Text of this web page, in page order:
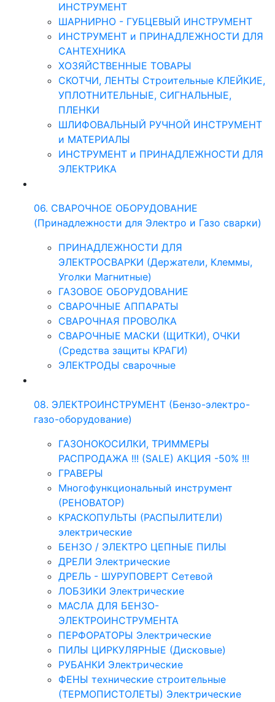
ИНСТРУМЕНТ
ШАРНИРНО - ГУБЦЕВЫЙ ИНСТРУМЕНТ
ИНСТРУМЕНТ и ПРИНАДЛЕЖНОСТИ ДЛЯ
САНТЕХНИКА
ХОЗЯЙСТВЕННЫЕ ТОВАРЫ
СКОТЧИ, ЛЕНТЫ Строительные КЛЕЙКИЕ,
УПЛОТНИТЕЛЬНЫЕ, СИГНАЛЬНЫЕ,
ПЛЕНКИ
ШЛИФОВАЛЬНЫЙ РУЧНОЙ ИНСТРУМЕНТ
и МАТЕРИАЛЫ
ИНСТРУМЕНТ и ПРИНАДЛЕЖНОСТИ ДЛЯ
ЭЛЕКТРИКА
06. СВАРОЧНОЕ ОБОРУДОВАНИЕ
(Принадлежности для Электро и Газо сварки)
ПРИНАДЛЕЖНОСТИ ДЛЯ
ЭЛЕКТРОСВАРКИ (Держатели, Клеммы,
Уголки Магнитные)
ГАЗОВОЕ ОБОРУДОВАНИЕ
СВАРОЧНЫЕ АППАРАТЫ
СВАРОЧНАЯ ПРОВОЛКА
СВАРОЧНЫЕ МАСКИ (ЩИТКИ), ОЧКИ
(Средства защиты КРАГИ)
ЭЛЕКТРОДЫ сварочные
08. ЭЛЕКТРОИНСТРУМЕНТ (Бензо-электро-
газо-оборудование)
ГАЗОНОКОСИЛКИ, ТРИММЕРЫ
РАСПРОДАЖА !!! (SALE) АКЦИЯ -50% !!!
ГРАВЕРЫ
Многофункциональный инструмент
(РЕНОВАТОР)
КРАСКОПУЛЬТЫ (РАСПЫЛИТЕЛИ)
электрические
БЕНЗО / ЭЛЕКТРО ЦЕПНЫЕ ПИЛЫ
ДРЕЛИ Электрические
ДРЕЛЬ - ШУРУПОВЕРТ Сетевой
ЛОБЗИКИ Электрические
МАСЛА ДЛЯ БЕНЗО-
ЭЛЕКТРОИНСТРУМЕНТА
ПЕРФОРАТОРЫ Электрические
ПИЛЫ ЦИРКУЛЯРНЫЕ (Дисковые)
РУБАНКИ Электрические
ФЕНЫ технические строительные
(ТЕРМОПИСТОЛЕТЫ) Электрические